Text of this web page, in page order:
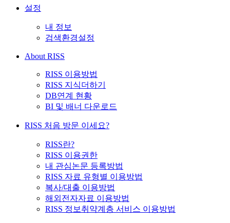
설정
내 정보
검색환경설정
About RISS
RISS 이용방법
RISS 지식더하기
DB연계 현황
BI 및 배너 다운로드
RISS 처음 방문 이세요?
RISS란?
RISS 이용권한
내 관심논문 등록방법
RISS 자료 유형별 이용방법
복사/대출 이용방법
해외전자자료 이용방법
RISS 정보취약계층 서비스 이용방법